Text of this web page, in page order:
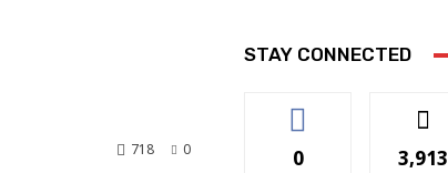
0
718
STAY CONNECTED
0 3,913